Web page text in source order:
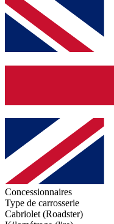
Concessionnaires
Type de carrosserie
Cabriolet (Roadster)